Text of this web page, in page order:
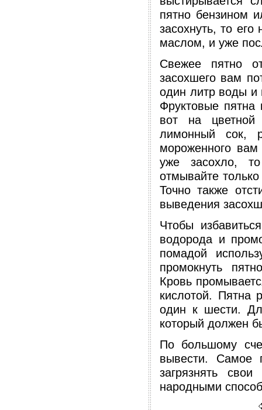
пятно бензином
засохнуть, то
маслом, и уже
Свежее пятно
засохшего вам
один литр воды и
Фруктовые
вот на цветной
лимонный сок,
мороженного
уже засохло,
отмывайте
Точно также
выведения
Чтобы
водорода и
помадой
промокнуть
Кровь
кислотой. Пятна
один к шести.
который должен
По большому
вывести. Самое
загрязнять
народными